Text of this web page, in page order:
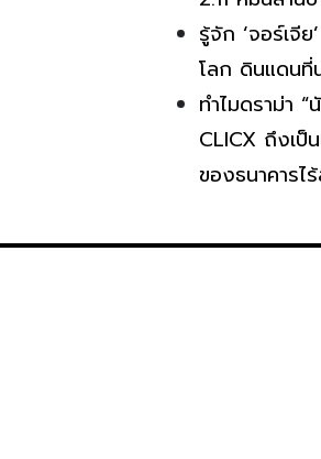
รู้จัก ‘จอร์เจีย
โลก ดินแดนที่
ทำไมดราม่า
CLICX ถึงเ
ของธนาคารไ